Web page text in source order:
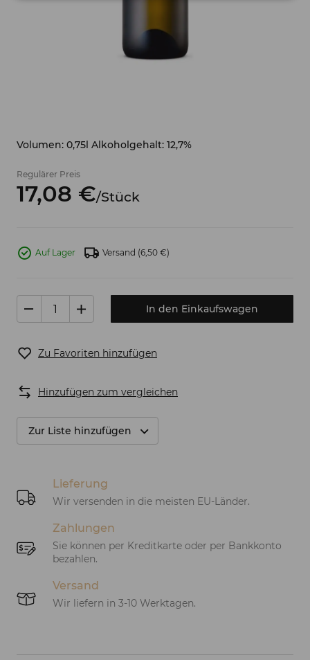
Volumen: 0,75l Alkoholgehalt: 12,7%
Regulärer Preis
17,08 €/Stück
Auf Lager Versand (6,50 €)
In den Einkaufswagen
Zu Favoriten hinzufügen
Hinzufügen zum vergleichen
Zur Liste hinzufügen
Lieferung
Wir versenden in die meisten EU-Länder.
Zahlungen
Sie können per Kreditkarte oder per Bankkonto
bezahlen.
Versand
Wir liefern in 3-10 Werktagen.